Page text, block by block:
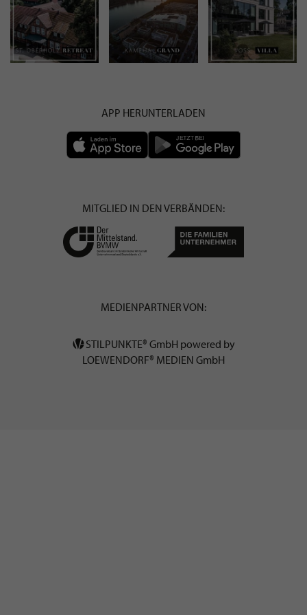
APP HERUNTERLADEN
MITGLIED IN DEN VERBÄNDEN:
MEDIENPARTNER VON:
STILPUNKTE® GmbH powered by
LOEWENDORF® MEDIEN GmbH